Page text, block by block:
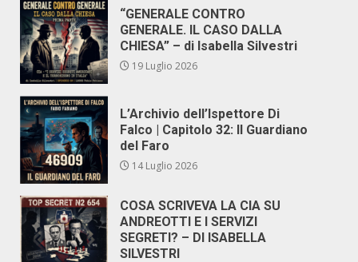
“GENERALE CONTRO
GENERALE. IL CASO DALLA
CHIESA” – di Isabella Silvestri
19 Luglio 2026
L’Archivio dell’Ispettore Di
Falco | Capitolo 32: Il Guardiano
del Faro
14 Luglio 2026
COSA SCRIVEVA LA CIA SU
ANDREOTTI E I SERVIZI
SEGRETI? – DI ISABELLA
SILVESTRI